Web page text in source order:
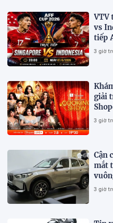
VTV
vs
tiếp
trên
3 giờ
giải
3 giờ
Cận
mắt
nghệ
3 giờ